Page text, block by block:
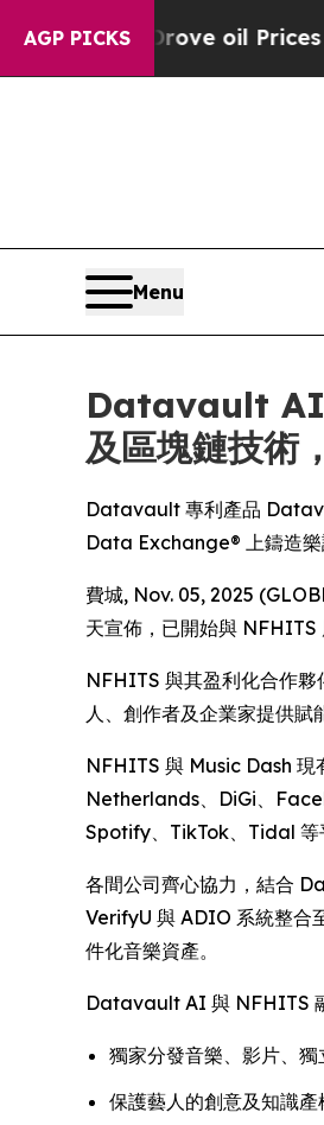
AGP PICKS
Drove oil Prices Higher,
Menu
Datavault AI
及區塊鏈技術
Datavault 專利產品
Data Exchange® 上鑄造樂
費城, Nov. 05, 2025
天宣佈，已開始與 NFHITS
NFHITS 與其盈利化合作夥
人、創作者及企業家提供賦
NFHITS 與 Music Dash
Netherlands、DiGi、
Spotify、TikTok、Tidal 等
各間公司齊心協力，結合
VerifyU 與 ADIO 系統整合
件化音樂資產。
Datavault AI 與 NFHITS
獨家分發音樂、影片、
保護藝人的創意及知識